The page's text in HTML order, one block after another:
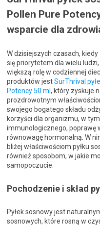
Pollen Pure
wsparcie dla
W dzisiejszych czasach,
się priorytetem dla wielu
większą rolę w codziennej
produktów jestSurThrival
Potency 50 ml , który zyskuje
prozdrowotnym
swojego bogatego składu
korzyści dla organizmu, w
immunologicznego, poprawę
równowagę hormonalną. W
bliżej właściwościom pyłku
również sposobom, w jakie
samopoczucie.
Pochodzenie i skład
Pyłek sosnowy jest
sosnowych, które rosną w